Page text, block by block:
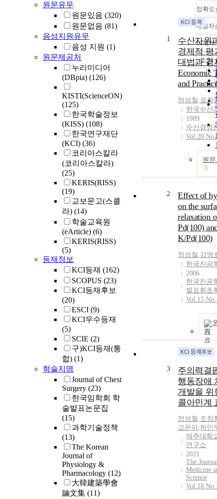
원문유무
원문있음 (320)
원문없음 (81)
음성지원유무
음성 지원 (1)
원문제공처
누리미디어
(DBpia) (126)
KISTI(ScienceON)
(125)
한국학술정보
(KISS) (108)
한국연구재단
(KCI) (36)
코리아스칼라
(코리아스칼라)
(25)
KERIS(RISS)
(19)
교보문고(스콜
라) (14)
학술교육원
(eArticle) (6)
KERIS(RISS)
(5)
등재정보
KCI등재 (162)
SCOPUS (23)
KCI등재후보
(20)
ESCI (9)
KCI우수등재
(5)
SCIE (2)
구)KCI등재(통
합) (1)
학술지명
Journal of Chest
Surgery (23)
한국임학회 학
술발표논문집
(15)
과학기술정책
(13)
The Korean
Journal of
Physiology &
Pharmacology (12)
大韓建築學會
論文集 (11)
정확도
내림차
10개씩
조회
1
수산자원
경제적 평
대법과 경
Economic
and
정성철 ,표희
한국수산
1989
수산경영
Vol.20
원
3
2
Effect of
on the
relaxation
Pd(100)
K/Pd(100)
정성철 ,강명
한국진공
2006
한국진공
발표회초
Vol.15
기
3
주의력결
행동장애
개발을 위
콜아민계
정성철 ,조창
고은아,하민
제주대학
연구소
2021
The
Medicine
Science
Vol.18